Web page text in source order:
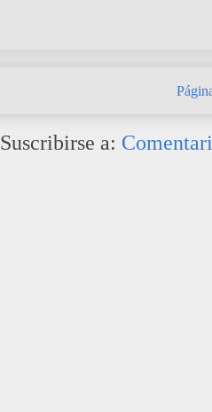
Suscribirse a: